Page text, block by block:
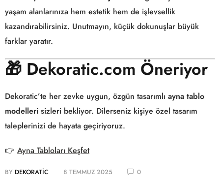
yaşam alanlarınıza hem estetik hem de işlevsellik
kazandırabilirsiniz. Unutmayın, küçük dokunuşlar büyük
farklar yaratır.
🎁 Dekoratic.com Öneriyor
Dekoratic’te her zevke uygun, özgün tasarımlı ayna tablo
modelleri sizleri bekliyor. Dilerseniz kişiye özel tasarım
taleplerinizi de hayata geçiriyoruz.
👉 Ayna Tabloları Keşfet
BY DEKORATIC 8 TEMMUZ 2025 0